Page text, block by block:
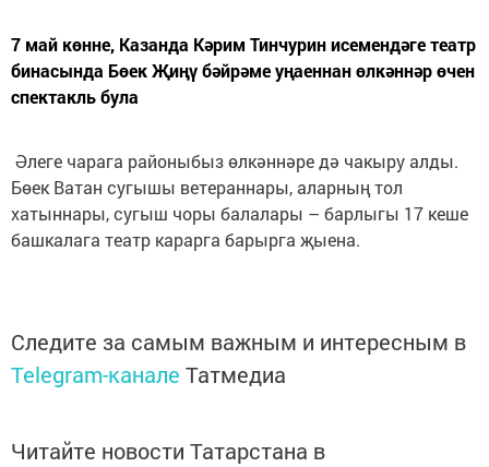
7 май көнне, Казанда Кәрим Тинчурин исемендәге театр
бинасында Бөек Җиңү бәйрәме уңаеннан өлкәннәр өчен
спектакль була
Әлеге чарага районыбыз өлкәннәре дә чакыру алды.
Бөек Ватан сугышы ветераннары, аларның тол
хатыннары, сугыш чоры балалары – барлыгы 17 кеше
башкалага театр карарга барырга җыена.
Следите за самым важным и интересным в
Telegram-канале Татмедиа
Читайте новости Татарстана в